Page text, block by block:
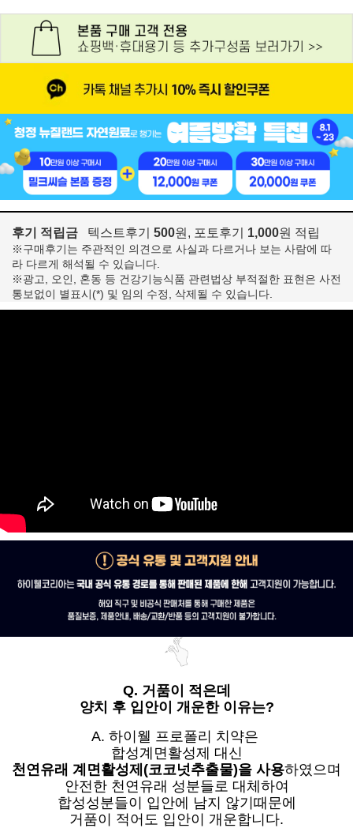
후기 적립금 텍스트후기 500원, 포토후기 1,000원 적립
※구매후기는 주관적인 의견으로 사실과 다르거나 보는 사람에 따
라 다르게 해석될 수 있습니다.
※광고, 오인, 혼동 등 건강기능식품 관련법상 부적절한 표현은 사전
통보없이 별표시(*) 및 임의 수정, 삭제될 수 있습니다.
Q. 거품이 적은데
양치 후 입안이 개운한 이유는?
A. 하이웰 프로폴리 치약은
합성계면활성제 대신
천연유래 계면활성제(코코넛추출물)을 사용하였으며
안전한 천연유래 성분들로 대체하여
합성성분들이 입안에 남지 않기때문에
거품이 적어도 입안이 개운합니다.